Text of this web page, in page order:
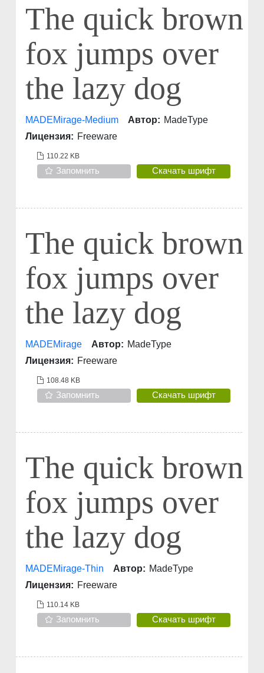
The quick brown
fox jumps over
the lazy dog
MADEMirage-Medium Автор: MadeType
Лицензия: Freeware
110.22 KB
Запомнить Скачать шрифт
The quick brown
fox jumps over
the lazy dog
MADEMirage Автор: MadeType
Лицензия: Freeware
108.48 KB
Запомнить Скачать шрифт
The quick brown
fox jumps over
the lazy dog
MADEMirage-Thin Автор: MadeType
Лицензия: Freeware
110.14 KB
Запомнить Скачать шрифт